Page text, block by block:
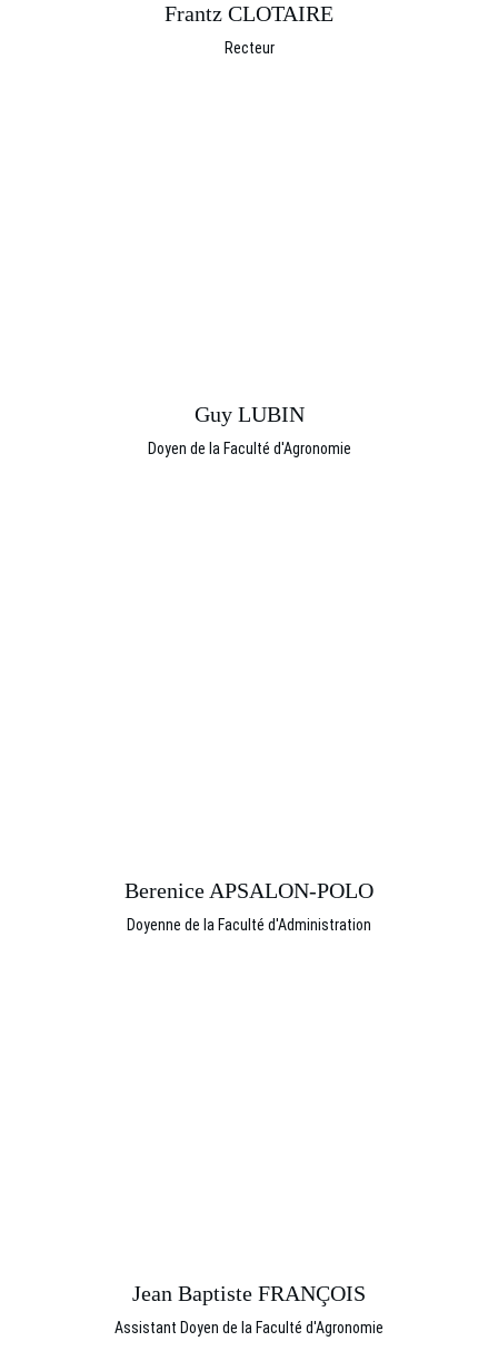
Frantz CLOTAIRE
Recteur
Guy LUBIN
Doyen de la Faculté d'Agronomie
Berenice APSALON-POLO
Doyenne de la Faculté d'Administration
Jean Baptiste FRANÇOIS
Assistant Doyen de la Faculté d'Agronomie